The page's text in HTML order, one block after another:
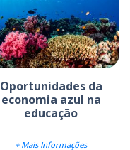
Oportunidades da
economia azul na
educação
+ Mais Informações